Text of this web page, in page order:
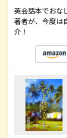
英会話本でおな
著者が、今度は
介！